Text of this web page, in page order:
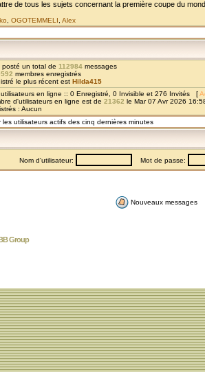
de tous les sujets concernant la première coupe du
OGOTEMMELI Alex
posté un total de 112984 messages
membres enregistrés
le plus récent est Hilda415
utilisateurs en ligne :: 0 Enregistré, 0 Invisible et 276 Invités [
d'utilisateurs en ligne est de 21362 le Mar 07 Avr 2026
: Aucun
utilisateurs actifs des cinq dernières minutes
Nom d'utilisateur: Mot de passe:
Nouveaux messages
Group